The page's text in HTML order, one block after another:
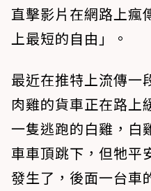
直擊影片在網路上瘋
上最短的自由」。
最近在推特上流傳一
肉雞的貨車正在路上
一隻逃跑的白雞，白
車車頂跳下，但牠平
發生了，後面一台車